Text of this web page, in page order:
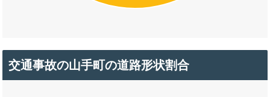
交通事故の山手町の道路形状割合